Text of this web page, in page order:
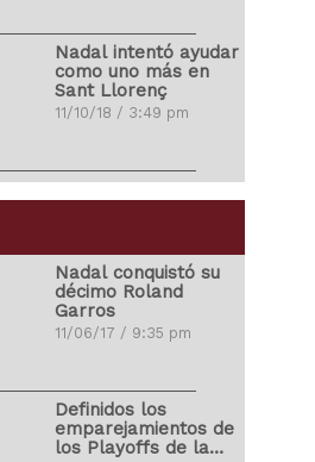
Miguel Cabrera
protagonizó pelea
con Semedo en un
entrenamiento
28/07/17 / 1:14 pm
perdió competencia
ante tiburón blanco
26/07/17 / 8:38 pm
Nadal intentó ayudar
como uno más en
Sant Llorenç
11/10/18 / 3:49 pm
LeBron James
Wenger se despidió
del Arsenal con
Nadal conquistó su
décimo Roland
Garros
11/06/17 / 9:35 pm
Definidos los
emparejamientos de
los Playoffs de la